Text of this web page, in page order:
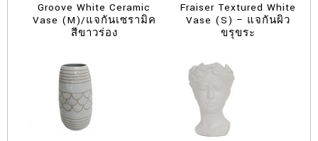
Groove White Ceramic
Vase (M)/แจกันเซรามิค
สีขาวร่อง
Fraiser Textured White
Vase (S) – แจกันผิว
ขรุขระ